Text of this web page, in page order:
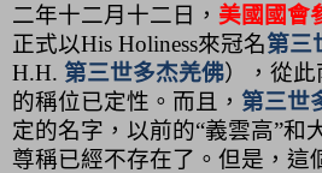
二年十二月十二日， 美國國會
正式以His Holiness來冠名第三
H.H. 第三世多杰羌佛），從此
的稱位已定性。而且， 第三世
定的名字，以前的“義雲高”和
尊稱已經不存在了。但是，這